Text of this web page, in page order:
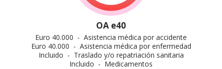
OA e40
Euro 40.000 - Asistencia médica por accidente
Euro 40.000 - Asistencia médica por enfermedad
Incluido - Traslado y/o repatriación sanitaria
Incluido - Medicamentos